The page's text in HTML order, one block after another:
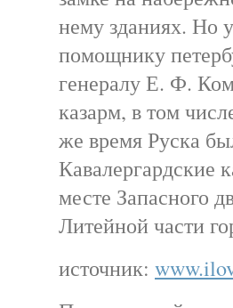
нему зданиях. Но
помощнику
генералу Е. Ф.
казарм, в том
же время Руска
Кавалергардские
месте Запасного
Литейной части
источник: